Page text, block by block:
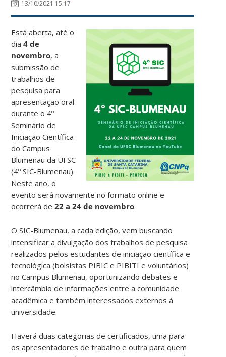
13/10/2021 15:17
Está aberta, até o
dia4 de
novembro, a
submissão de
trabalhos de
pesquisa para
apresentação oral
durante o 4º
Seminário de
Iniciação Científica
do Campus
Blumenau da UFSC
(4º SIC-Blumenau).
Neste ano, o
evento será novamente no formato online e
ocorrerá de22 a 24 de novembro.
O SIC-Blumenau, a cada edição, vem buscando
intensificar a divulgação dos trabalhos de pesquisa
realizados pelos estudantes de iniciação científica e
tecnológica (bolsistas PIBIC e PIBITI e voluntários)
no Campus Blumenau, oportunizando debates e
intercâmbio de informações entre a comunidade
acadêmica e também interessados externos à
universidade.
Haverá duas categorias de certificados, uma para
os apresentadores de trabalho e outra para quem